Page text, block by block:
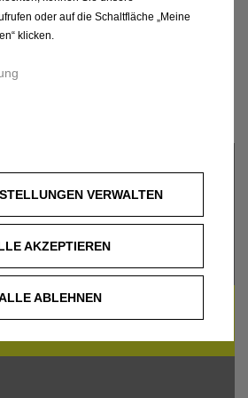
KRÖGER
GMBH
MAPS-KARTE ANZUZEIGEN,
DIE FÜR
oder auf die Schaltfläche „Meine
klicken.
VERWALTEN
AKZEPTIEREN
ABLEHNEN